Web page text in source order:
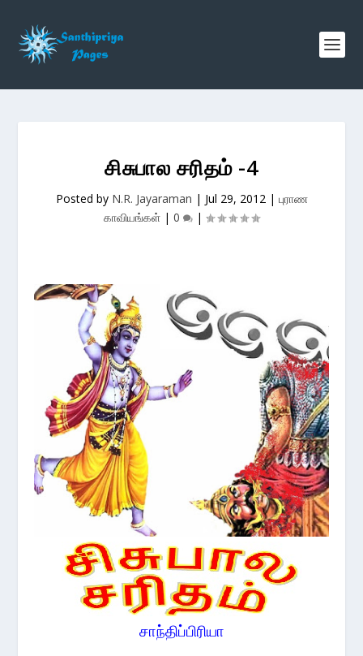
சிசுபால சரிதம் -4
Posted by N.R. Jayaraman | Jul 29, 2012| புராண
காவியங்கள் | 0 |
சாந்திப்பிரியா